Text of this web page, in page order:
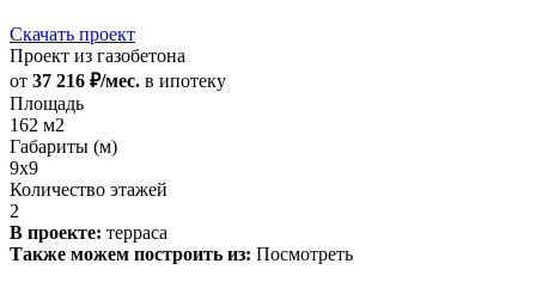
Скачать проект
Проект из газобетона
от 37 216 ₽/мес. в ипотеку
Площадь
162 м2
Габариты (м)
9x9
Количество этажей
2
В проекте: терраса
Также можем построить из: Посмотреть